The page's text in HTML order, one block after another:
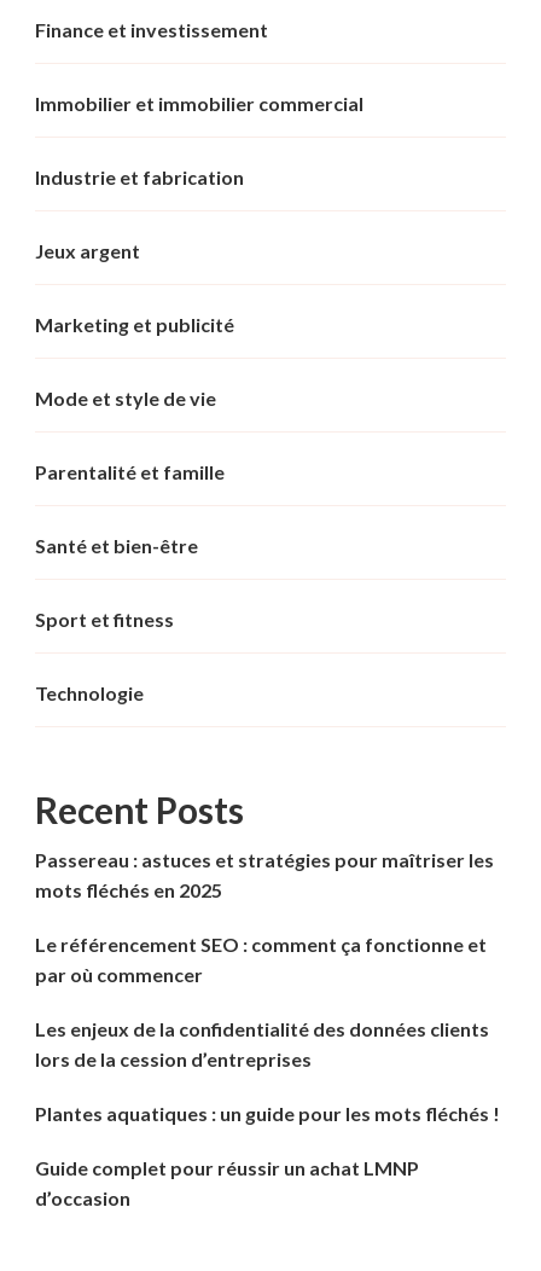
Finance et investissement
Immobilier et immobilier commercial
Industrie et fabrication
Jeux argent
Marketing et publicité
Mode et style de vie
Parentalité et famille
Santé et bien-être
Sport et fitness
Technologie
Recent Posts
Passereau : astuces et stratégies pour maîtriser les
mots fléchés en 2025
Le référencement SEO : comment ça fonctionne et
par où commencer
Les enjeux de la confidentialité des données clients
lors de la cession d’entreprises
Plantes aquatiques : un guide pour les mots fléchés !
Guide complet pour réussir un achat LMNP
d’occasion